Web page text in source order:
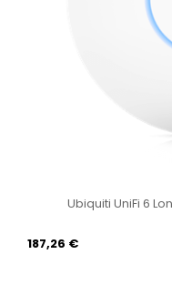
Ubiquiti UniFi 6
187,26 €